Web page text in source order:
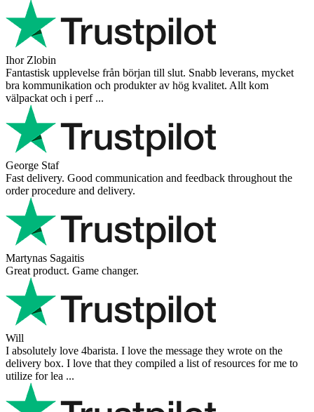
Ihor Zlobin
Fantastisk upplevelse från början till slut. Snabb leverans, mycket
bra kommunikation och produkter av hög kvalitet. Allt kom
välpackat och i perf ...
George Staf
Fast delivery. Good communication and feedback throughout the
order procedure and delivery.
Martynas Sagaitis
Great product. Game changer.
Will
I absolutely love 4barista. I love the message they wrote on the
delivery box. I love that they compiled a list of resources for me to
utilize for lea ...